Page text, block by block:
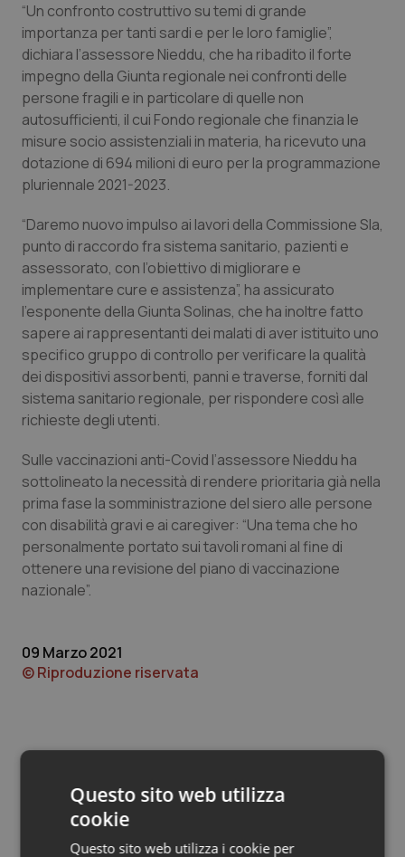
Molise
Piemonte
Provincia Autonoma di Bolzano
Provincia Autonoma di Trento
Puglia
Sardegna
Sicilia
Toscana
Umbria
Valle D’Aosta
Veneto
Epatiti
HIV
Infezioni & Febbre
Ipertensione & Scompenso
Malattie rare
Malattia di Crohn & Rettocolite Ulcerosa
Neuroscienze & patologie neurodegenerative
Obesità
Oftalmologia
Oncodermatologia
Oncoematologia
Oncologia & Nutrizione
Psoriasi & pelle
Quotidiano Cardiologia
Quotidiano Pediatria
Rene & patologie urogenitali
“Un confronto costruttivo su temi di grande
importanza per tanti sardi e per le loro famiglie”,
dichiara l’assessore Nieddu, che ha ribadito il forte
impegno della Giunta regionale nei confronti delle
persone fragili e in particolare di quelle non
autosufficienti, il cui Fondo regionale che finanzia le
misure socio assistenziali in materia, ha ricevuto una
dotazione di 694 milioni di euro per la programmazione
pluriennale 2021-2023.
“Daremo nuovo impulso ai lavori della Commissione Sla,
punto di raccordo fra sistema sanitario, pazienti e
assessorato, con l’obiettivo di migliorare e
implementare cure e assistenza”, ha assicurato
l’esponente della Giunta Solinas, che ha inoltre fatto
sapere ai rappresentanti dei malati di aver istituito uno
specifico gruppo di controllo per verificare la qualità
dei dispositivi assorbenti, panni e traverse, forniti dal
sistema sanitario regionale, per rispondere così alle
richieste degli utenti.
Sulle vaccinazioni anti-Covid l’assessore Nieddu ha
sottolineato la necessità di rendere prioritaria già nella
prima fase la somministrazione del siero alle persone
con disabilità gravi e ai caregiver: “Una tema che ho
personalmente portato sui tavoli romani al fine di
ottenere una revisione del piano di vaccinazione
nazionale”.
09 Marzo 2021
© Riproduzione riservata
Potrebbe interessarti in
Regioni e Asl
Questo sito web utilizza
cookie
Questo sito web utilizza i cookie per